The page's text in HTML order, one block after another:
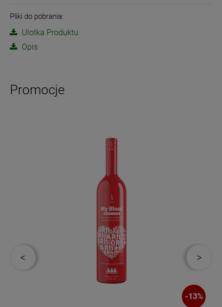
Pliki do pobrania:
Ulotka Produktu
Opis
Promocje
-13%